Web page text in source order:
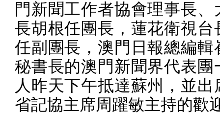
門新聞工作者協會理事長、
長胡根任團長，蓮花衛視台
任副團長，澳門日報總編輯
秘書長的澳門新聞界代表團
人昨天下午抵達蘇州，並出
省記協主席周躍敏主持的歡